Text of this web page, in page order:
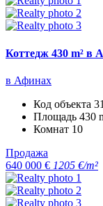
Коттедж 430 m² в
в Афинах
Код объекта
Площадь 430
Комнат 10
Продажа
640 000 € 1205 €/m²